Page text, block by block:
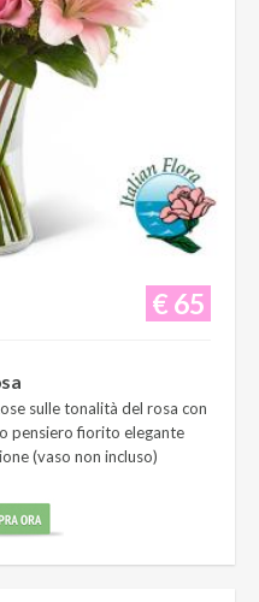
€ 65
sulle tonalità del rosa con
pensiero fiorito elegante
(vaso non incluso)